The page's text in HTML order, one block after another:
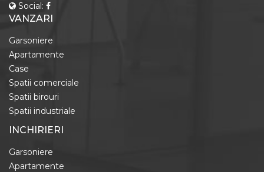
Social:
VANZARI
Garsoniere
Apartamente
Case
Spatii comerciale
Spatii birouri
Spatii industriale
INCHIRIERI
Garsoniere
Apartamente